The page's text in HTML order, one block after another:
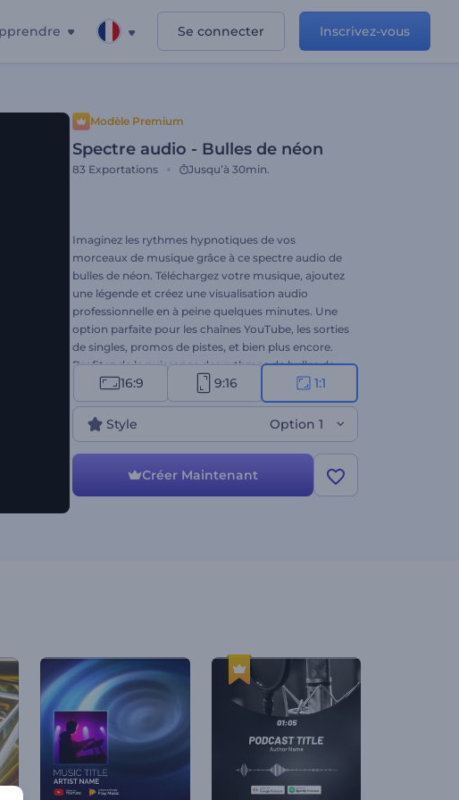
Se connecter Inscrivez-vous
Modèle Premium
Spectre audio - Bulles de néon
83 Exportations Jusqu’à 30min.
Imaginez les rythmes hypnotiques de vos
morceaux de musique grâce à ce spectre audio de
bulles de néon. Téléchargez votre musique, ajoutez
une légende et créez une visualisation audio
professionnelle en à peine quelques minutes. Une
option parfaite pour les chaînes YouTube, les sorties
de singles, promos de pistes, et bien plus encore.
Profitez de la puissance des rythmes de bulles de
néon qui s'agitent dans tous les sens, donnant un
sentiment à l'ambiance. Essayez sans plus tarder !
16:9 9:16 1:1
Style Option 1
Créer Maintenant